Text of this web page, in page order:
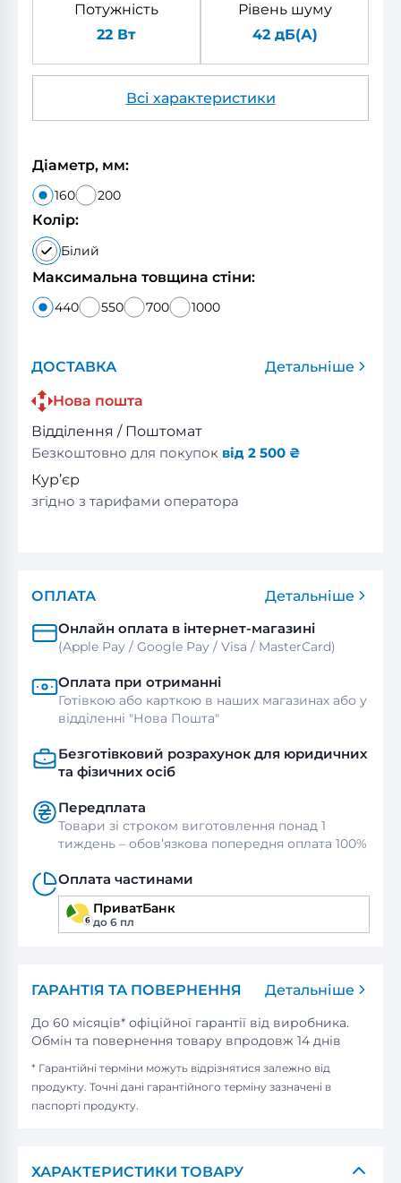
Потужність
22 Вт
Рівень шуму
42 дБ(А)
Всі характеристики
Діаметр, мм:
160 200
Колір:
Білий
Максимальна товщина стіни:
440 550 700 1000
ДОСТАВКА
Детальніше
Нова пошта
Відділення / Поштомат
Безкоштовно для покупок від 2 500 ₴
Кур’єр
згідно з тарифами оператора
ОПЛАТА
Детальніше
Онлайн оплата в інтернет-магазині
(Apple Pay / Google Pay / Visa / MasterСard)
Оплата при отриманні
Готівкою або карткою в наших магазинах або у
відділенні "Нова Пошта"
Безготівковий розрахунок для юридичних
та фізичних осіб
Передплата
Товари зі строком виготовлення понад 1
тиждень – обов’язкова попередня оплата 100%
Оплата частинами
ПриватБанк
до 6 пл
ГАРАНТІЯ ТА ПОВЕРНЕННЯ Детальніше
До 60 місяців* офіційної гарантії від виробника.
Обмін та повернення товару впродовж 14 днів
* Гарантійні терміни можуть відрізнятися залежно від
продукту. Точні дані гарантійного терміну зазначені в
паспорті продукту.
ХАРАКТЕРИСТИКИ ТОВАРУ